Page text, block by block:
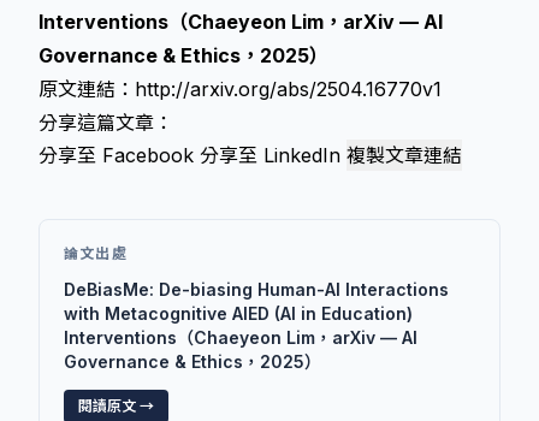
Interventions（Chaeyeon Lim，arXiv — AI
Governance & Ethics，2025）
原文連結： http://arxiv.org/abs/2504.16770v1
分享這篇文章：
分享至 Facebook 分享至 LinkedIn 複製文章連結
論文出處
DeBiasMe: De-biasing Human-AI Interactions
with Metacognitive AIED (AI in Education)
Interventions（Chaeyeon Lim，arXiv — AI
Governance & Ethics，2025）
閱讀原文 →